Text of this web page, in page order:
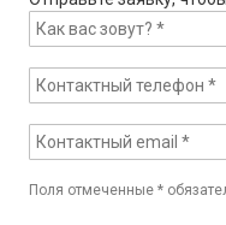
Поля отмеченные*